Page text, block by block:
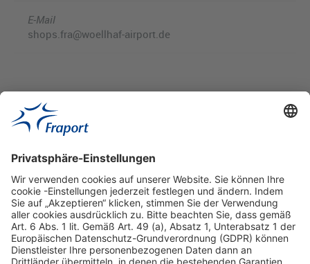
E-Mail
shops.fra@woellhaf-airport.de
Hilfreiche Links
Online einkaufen & buchen